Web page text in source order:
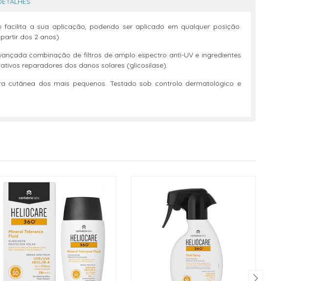
a sua aplicação, podendo ser aplicado em qualquer posição.
dos 2 anos).
combinação de filtros de amplo espectro anti-UV e ingredientes
reparadores dos danos solares (glicosilase).
cutânea dos mais pequenos. Testado sob controlo dermatológico e